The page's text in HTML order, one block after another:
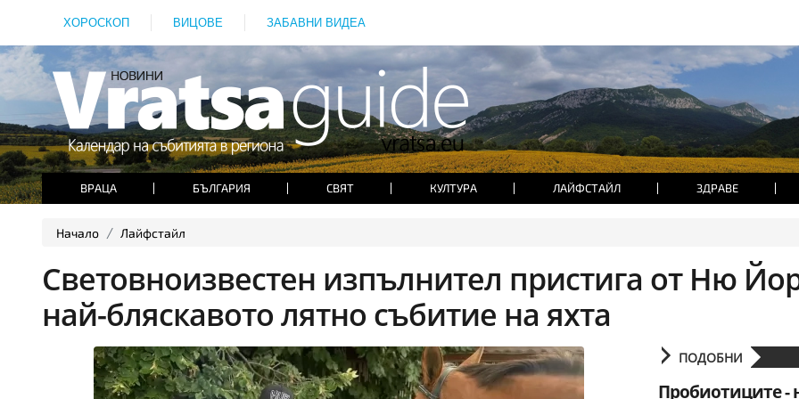
ХОРОСКОП ВИЦОВЕ ЗАБАВНИ ВИДЕА
ВРАЦА БЪЛГАРИЯ СВЯТ КУЛТУРА ЛАЙФСТАЙЛ ЗДРАВЕ
Начало Лайфстайл
Световноизвестен изпълнител пристига от Ню
най-бляскавото лятно събитие на яхта
ПОДОБНИ
Пробиотиците -